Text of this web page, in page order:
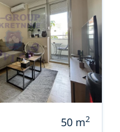
50 m2